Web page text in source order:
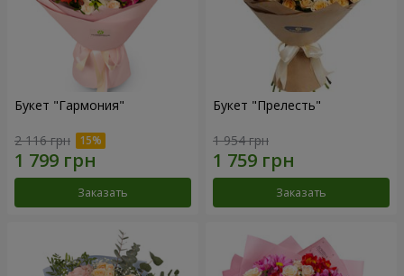
Букет "Гармония"
2 116 грн
Заказать
Букет "Прелесть"
1 954 грн
Заказать